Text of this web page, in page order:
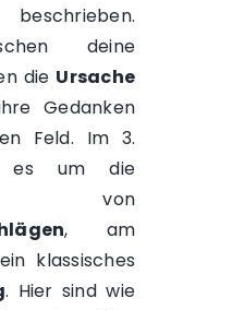
deine
die Ursache
Gedanken
Feld. Im 3.
es um die
von
, am
klassisches
. Hier sind wie